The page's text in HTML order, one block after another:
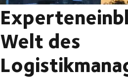
Welt des